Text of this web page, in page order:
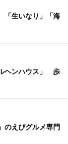
「生いなり」「海
ヘンハウス」 歩
のえびグルメ専門